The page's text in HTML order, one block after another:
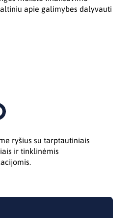
apie galimybes dalyvauti
ryšius su tarptautiniais
ir tinklinėmis